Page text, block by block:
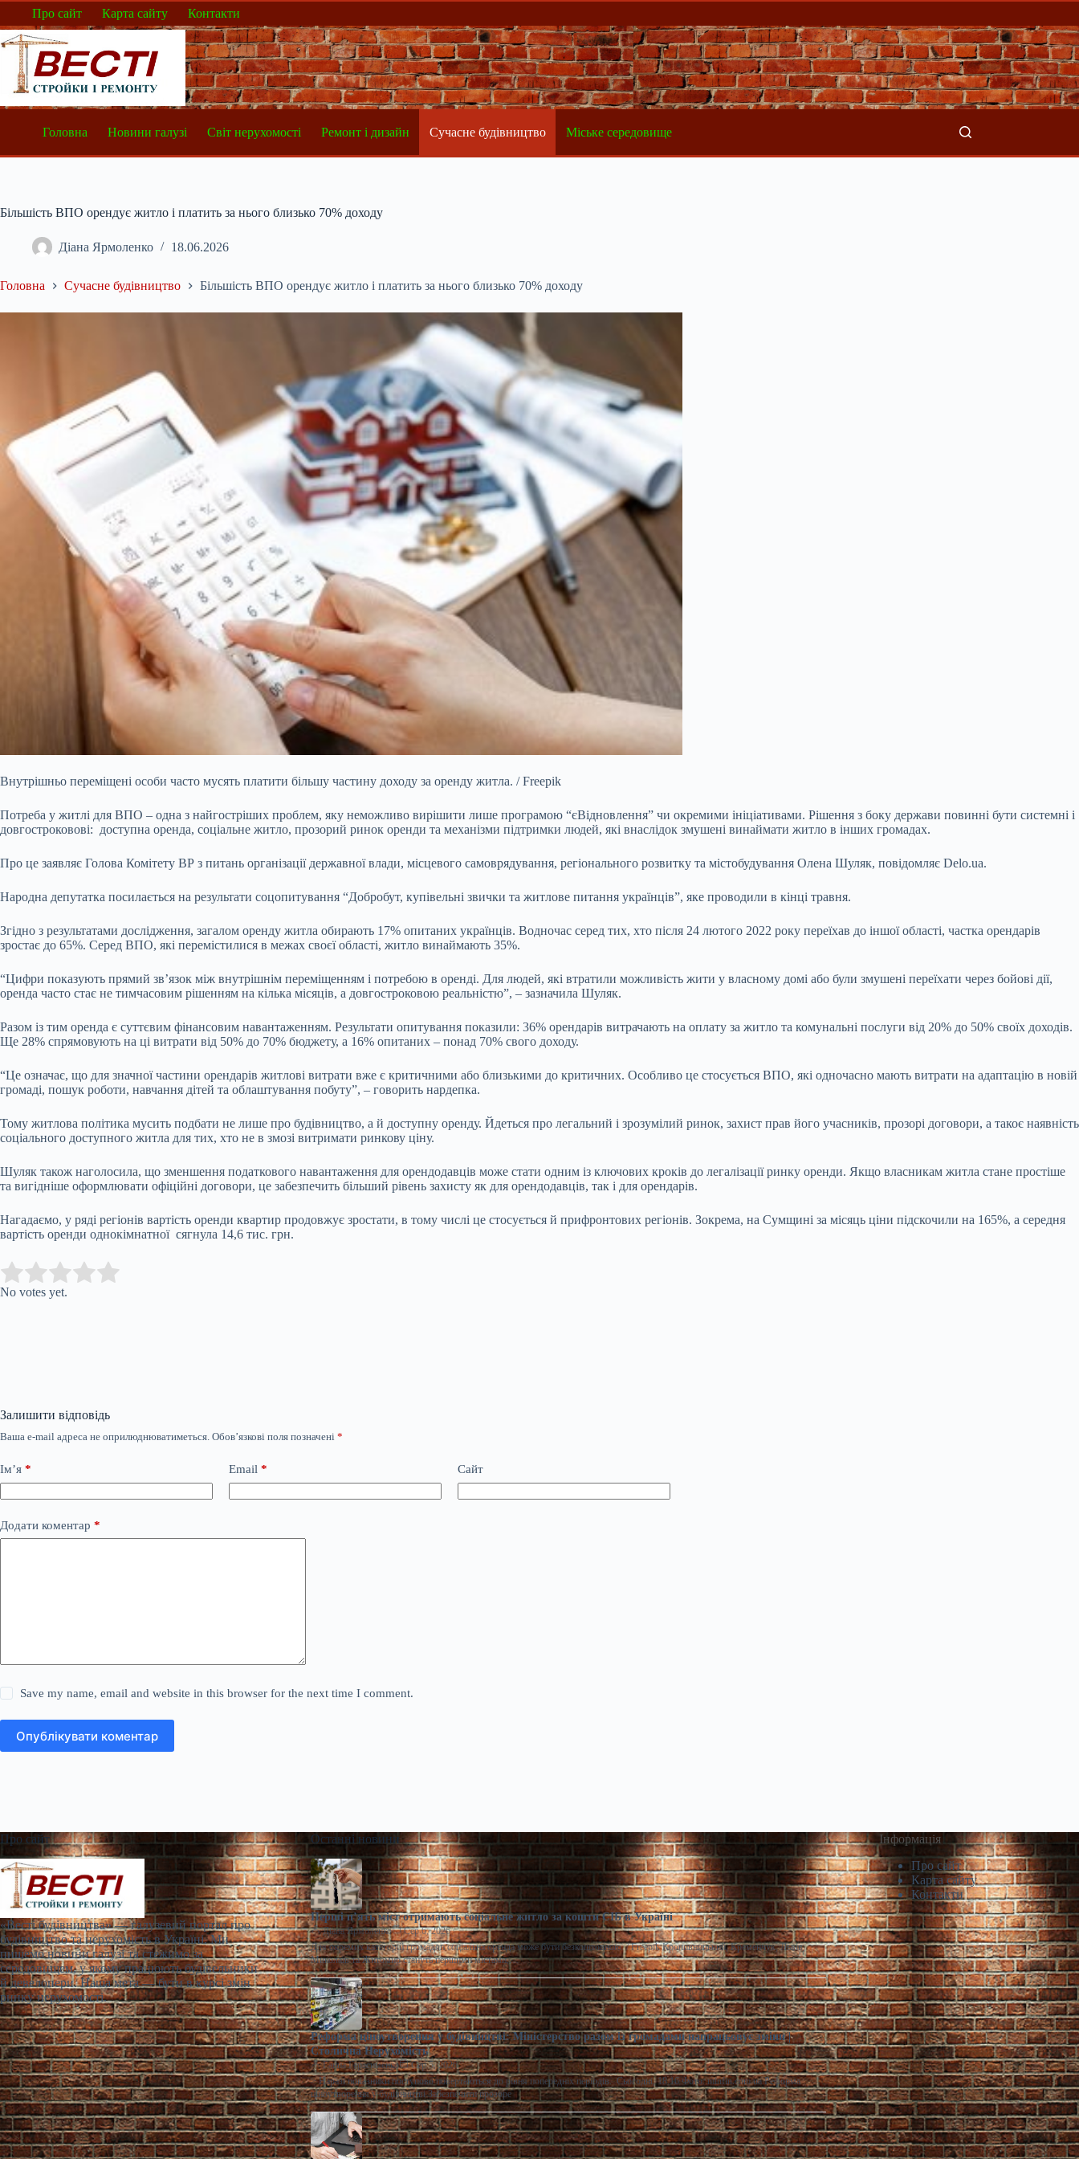
Перейти
вмісту
Про сайт Карта сайту Контакти
Головна Новини галузі Світ нерухомості Ремонт і дизайн Сучасне будівництво Міське середовище
Більшість ВПО орендує житло і платить за нього близько 70% доходу
Діана Ярмоленко 18.06.2026
Головна Сучасне будівництво Більшість ВПО орендує житло і платить за нього близько 70% доходу
Внутрішньо переміщені особи часто мусять платити більшу частину доходу за оренду житла. / Freepik
Потреба у житлі для ВПО – одна з найгостріших проблем, яку неможливо вирішити лише програмою “єВідновлення” чи окремими ініціативами. Рішення з боку держави повинні бути системні і
довгостроковові: доступна оренда, соціальне житло, прозорий ринок оренди та механізми підтримки людей, які внаслідок змушені винаймати житло в інших громадах.
Про це заявляє Голова Комітету ВР з питань організації державної влади, місцевого самоврядування, регіонального розвитку та містобудування Олена Шуляк, повідомляє Delo.ua.
Народна депутатка посилається на результати соцопитування “Добробут, купівельні звички та житлове питання українців”, яке проводили в кінці травня.
Згідно з результатами дослідження, загалом оренду житла обирають 17% опитаних українців. Водночас серед тих, хто після 24 лютого 2022 року переїхав до іншої області, частка орендарів
зростає до 65%. Серед ВПО, які перемістилися в межах своєї області, житло винаймають 35%.
“Цифри показують прямий зв’язок між внутрішнім переміщенням і потребою в оренді. Для людей, які втратили можливість жити у власному домі або були змушені переїхати через бойові дії,
оренда часто стає не тимчасовим рішенням на кілька місяців, а довгостроковою реальністю”, – зазначила Шуляк.
Разом із тим оренда є суттєвим фінансовим навантаженням. Результати опитування показили: 36% орендарів витрачають на оплату за житло та комунальні послуги від 20% до 50% своїх доходів.
Ще 28% спрямовують на ці витрати від 50% до 70% бюджету, а 16% опитаних – понад 70% свого доходу.
“Це означає, що для значної частини орендарів житлові витрати вже є критичними або близькими до критичних. Особливо це стосується ВПО, які одночасно мають витрати на адаптацію в новій
громаді, пошук роботи, навчання дітей та облаштування побуту”, – говорить нардепка.
Тому житлова політика мусить подбати не лише про будівництво, а й доступну оренду. Йдеться про легальний і зрозумілий ринок, захист прав його учасників, прозорі договори, а такоє наявність
соціального доступного житла для тих, хто не в змозі витримати ринкову ціну.
Шуляк також наголосила, що зменшення податкового навантаження для орендодавців може стати одним із ключових кроків до легалізації ринку оренди. Якщо власникам житла стане простіше
та вигідніше оформлювати офіційні договори, це забезпечить більший рівень захисту як для орендодавців, так і для орендарів.
Нагадаємо, у ряді регіонів вартість оренди квартир продовжує зростати, в тому числі це стосується й прифронтових регіонів. Зокрема, на Сумщині за місяць ціни підскочили на 165%, а середня
вартість оренди однокімнатної сягнула 14,6 тис. грн.
Rate this item:
No votes yet.
Залишити відповідь
Ваша e-mail адреса не оприлюднюватиметься. Обов’язкові поля позначені *
Ім’я * Email * Сайт
Додати коментар *
Save my name, email and website in this browser for the next time I comment.
Опублікувати коментар
Про сайт
«Весті будівництва» — галузевий портал про
будівництво та нерухомість в Україні. Ми
пишемо новини галузі та стежимо за
середовищем, у якому працюють будівельники
й девелопери. Наша мета — бути в курсі змін
ринку нерухомості.
Останні новини
Перші п’ять міст отримають соціальне житло за кошти ЄІБ в Україні
Діана Ярмоленко
Сер 6, 2026
Для окремих категорій громадян соціальна оренда може бути безкоштовною. / Freepik Кропивницький, Кременчук, Львів,
Миколаїв та Житомир стануть першими містами,…
Реформа ціноутворення у будівництві: Міністерство разом із громадами напрацьовує зміни |
Столична Нерухомість
Ганна Герасименко
Сер 5, 2026
> Наразі показники поступово повертаються до рівня попередніх періодів. Сьогодні, 18:16 Фото: minfin.com.ua Реформа
ціноутворення у будівництві Забезпечити прозоре
Інформація
Про сайт
Карта сайту
Контакти